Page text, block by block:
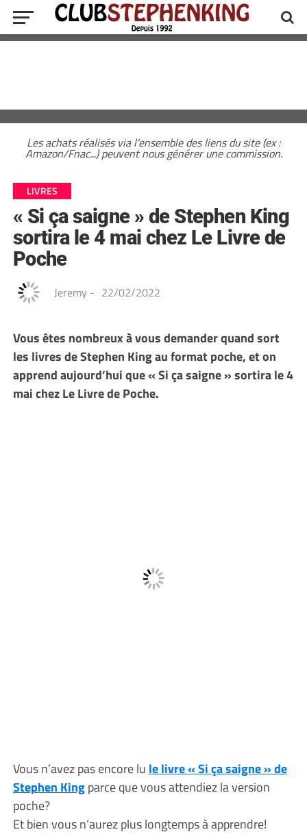
Les achats réalisés via l'ensemble des liens du site (ex :
Amazon/Fnac...) peuvent nous générer une commission.
LIVRES
« Si ça saigne » de Stephen King
sortira le 4 mai chez Le Livre de
Poche
Jeremy - 22/02/2022
Vous êtes nombreux à vous demander quand sort
les livres de Stephen King au format poche, et on
apprend aujourd’hui que « Si ça saigne » sortira le 4
mai chez Le Livre de Poche.
Vous n’avez pas encore lu le livre « Si ça saigne » de
Stephen Kingparce que vous attendiez la version
poche?
Et bien vous n’aurez plus longtemps à apprendre!